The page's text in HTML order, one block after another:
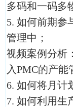
多码和一码多
5. 如何前期参
管理中；
视频案例分析
入PMC的产
6. 如何将月计
7. 如何利用生